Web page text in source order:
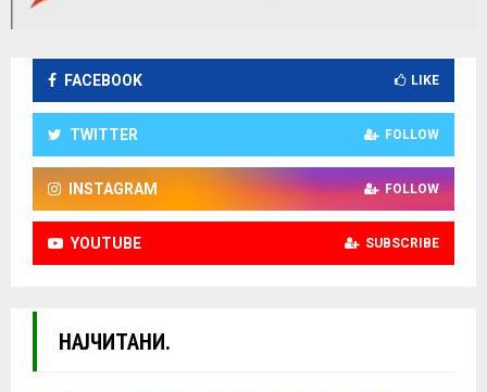
FACEBOOK LIKE
TWITTER FOLLOW
INSTAGRAM FOLLOW
YOUTUBE SUBSCRIBE
НАЈЧИТАНИ.